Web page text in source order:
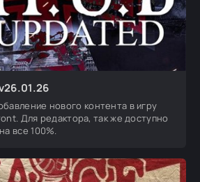
нового контента в игру
Для редактора, так же доступно
все 100%.